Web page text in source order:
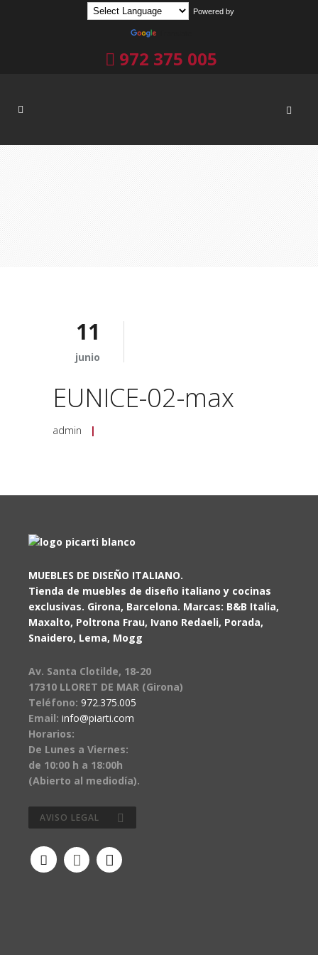
Powered by
972 375 005
11
junio
EUNICE-02-max
admin |
MUEBLES DE DISEÑO ITALIANO.
Tienda de muebles de diseño italiano y cocinas
exclusivas. Girona, Barcelona. Marcas: B&B Italia,
Maxalto, Poltrona Frau, Ivano Redaeli, Porada,
Snaidero, Lema, Mogg
Av. Santa Clotilde, 18-20
17310 LLORET DE MAR (Girona)
Teléfono: 972.375.005
Email: info@piarti.com
Horarios:
De Lunes a Viernes:
de 10:00 h a 18:00h
(Abierto al mediodía).
AVISO LEGAL